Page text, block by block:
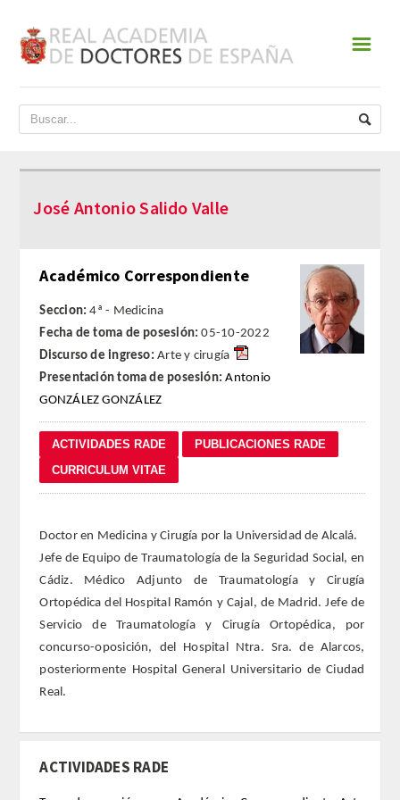
ACADEMIA
DATOS HISTÓRICOS
HISTORIA
JUNTA DE GOBIERNO
NORMATIVA
ESTATUTOS
REGLAMENTO
FUNDACIÓN LIBERADE
ACADÉMICOS
SECCIONES
TEOLOGÍA
HUMANIDADES
CIENCIAS EXPERIMENTALES
☰
José Antonio Salido Valle
Académico Correspondiente
Seccion: 4ª - Medicina
Fecha de toma de posesión: 05-10-2022
Discurso de ingreso:Arte y cirugía
Presentación toma de posesión:Antonio
GONZÁLEZ GONZÁLEZ
Doctor en Medicina y Cirugía por la Universidad de Alcalá.
Jefe de Equipo de Traumatología de la Seguridad Social, en
Cádiz. Médico Adjunto de Traumatología y Cirugía
Ortopédica del Hospital Ramón y Cajal, de Madrid. Jefe de
Servicio de Traumatología y Cirugía Ortopédica, por
concurso-oposición, del Hospital Ntra. Sra. de Alarcos,
posteriormente Hospital General Universitario de Ciudad
Real.
ACTIVIDADES RADE